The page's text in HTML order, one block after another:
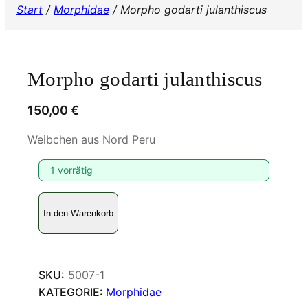
Start / Morphidae / Morpho godarti julanthiscus
Morpho godarti julanthiscus
150,00 €
Weibchen aus Nord Peru
1 vorrätig
M
o
r
h
o
In den Warenkorb
SKU: 5007-1
KATEGORIE: Morphidae